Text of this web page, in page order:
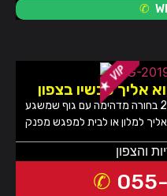
אליך עכשיו בצפון
נערת ליווי פרטים נוספים ניקה בת 22 בחורה מדהימה עם גוף שמשגע
והצפון